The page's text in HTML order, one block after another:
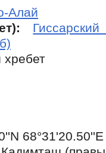
Алай
68°31'20.50''E